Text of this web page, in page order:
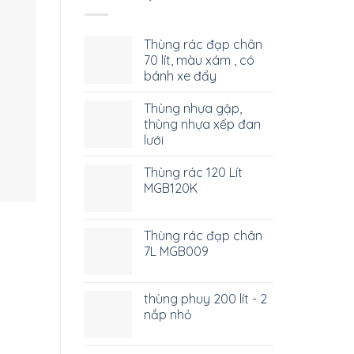
Thùng rác đạp chân
70 lít, màu xám , có
bánh xe đẩy
Thùng nhựa gập,
thùng nhựa xếp đan
lưới
Thùng rác 120 Lít
MGB120K
Thùng rác đạp chân
7L MGB009
thùng phuy 200 lít - 2
nắp nhỏ